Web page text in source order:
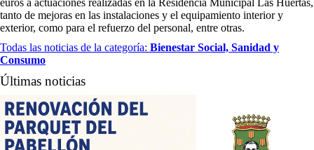
tanto de mejoras en las instalaciones y el equipamiento interior y
exterior, como para el refuerzo del personal, entre otras.
Todas las noticias de la categoría: Bienestar Social, Sanidad y
Consumo
Últimas noticias